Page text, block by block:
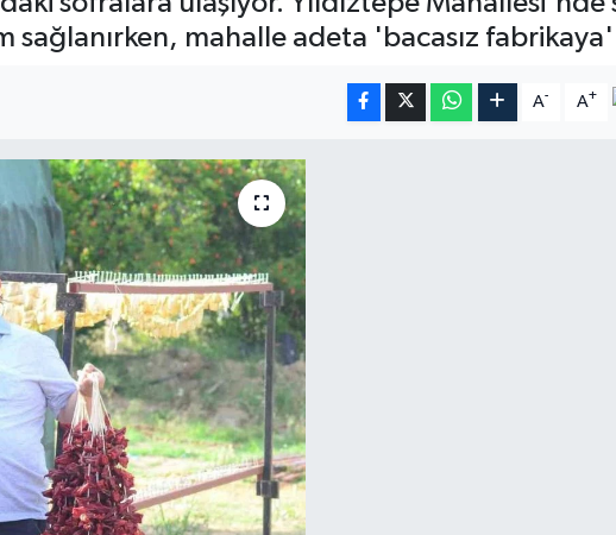
sağlanırken, mahalle adeta 'bacasız
A- A+